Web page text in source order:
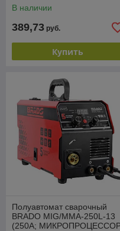
В наличии
389,73 руб.
Купить
Полуавтомат сварочный
BRADO MIG/MMA-250L-13
(250А;